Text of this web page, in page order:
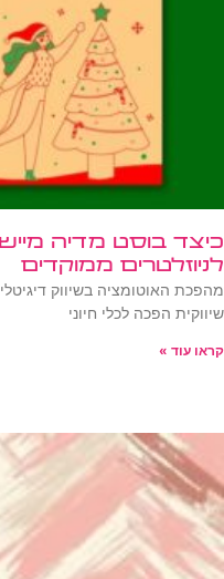
כיצד בוסט מדיה
לניוזלטרים ממוקדים
מהפכת האוטומציה בשיווק
שיווקית הפכה לכלי חיוני
קראו עוד »